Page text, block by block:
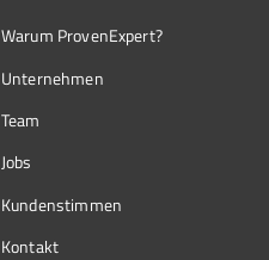
Warum ProvenExpert?
Unternehmen
Team
Jobs
Kundenstimmen
Kontakt